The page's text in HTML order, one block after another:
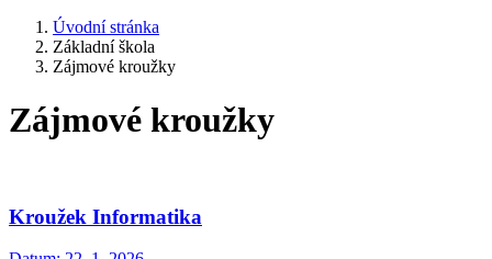
Úvodní stránka
Základní škola
Zájmové kroužky
Zájmové kroužky
Kroužek Informatika